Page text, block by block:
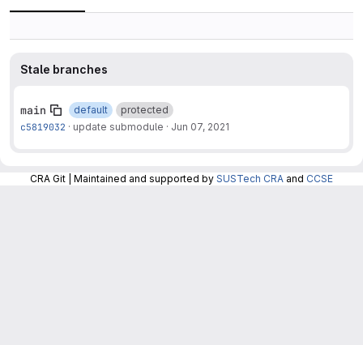
Stale branches
main default
protected
c5819032 · update submodule · Jun 07, 2021
CRA Git | Maintained and supported by SUSTech CRA and CCSE